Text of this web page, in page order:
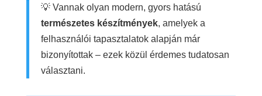
💡 Vannak olyan modern, gyors hatású
természetes készítmények, amelyek a
felhasználói tapasztalatok alapján már
bizonyítottak – ezek közül érdemes tudatosan
választani.